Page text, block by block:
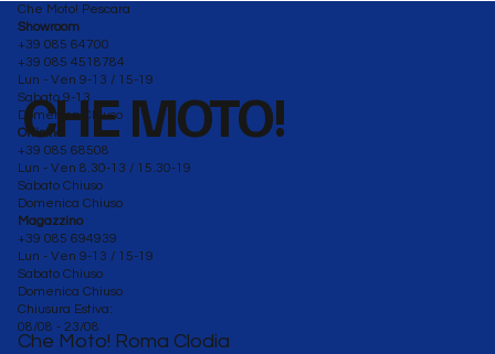
CHE MOTO!
Che Moto! Roma Clodia
Che Moto! Pescara
Showroom
+39 085 64700
+39 085 4518784
Lun - Ven 9-13 / 15-19
Sabato 9-13
Domenica Chiuso
Officina
+39 085 68508
Lun - Ven 8.30-13 / 15.30-19
Sabato Chiuso
Domenica Chiuso
Magazzino
+39 085 694939
Lun - Ven 9-13 / 15-19
Sabato Chiuso
Domenica Chiuso
Chiusura Estiva:
08/08 - 23/08